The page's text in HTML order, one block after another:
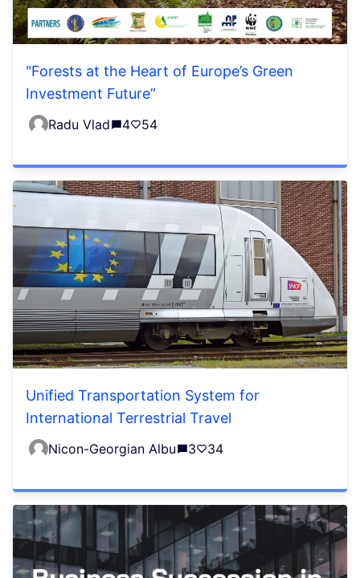
"Forests at the Heart of Europe’s Green
Investment Future”
Radu Vlad 4 54
Unified Transportation System for
International Terrestrial Travel
Nicon-Georgian Albu 3 34